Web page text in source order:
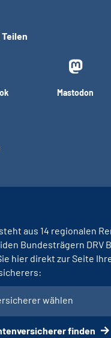
Mastodon
aus 14 regionalen
Bundesträgern DRV
hier direkt zur Seite
wählen
finden